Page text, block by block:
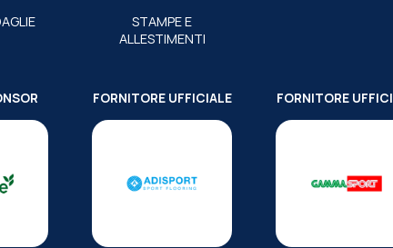
STAMPE E
ALLESTIMENTI
FORNITORE UFFICIALE FORNITORE